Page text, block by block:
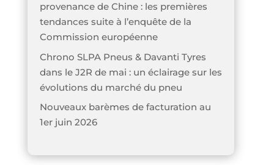
provenance de Chine : les premières
tendances suite à l’enquête de la
Commission européenne
Chrono SLPA Pneus & Davanti Tyres
dans le J2R de mai : un éclairage sur les
évolutions du marché du pneu
Nouveaux barèmes de facturation au
1er juin 2026